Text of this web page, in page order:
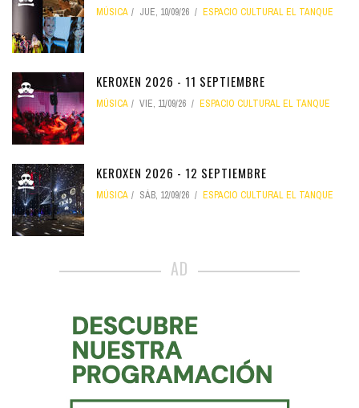
MÚSICA JUE, 10/09/26 ESPACIO CULTURAL EL TANQUE
KEROXEN 2026 - 11 SEPTIEMBRE
MÚSICA VIE, 11/09/26 ESPACIO CULTURAL EL TANQUE
KEROXEN 2026 - 12 SEPTIEMBRE
MÚSICA SÁB, 12/09/26 ESPACIO CULTURAL EL TANQUE
AD